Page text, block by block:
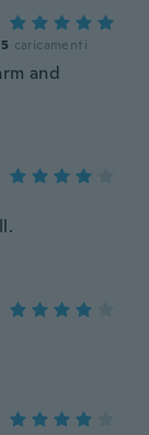
5 caricamenti
and